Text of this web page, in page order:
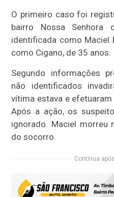
O primeiro caso foi
bairro Nossa
identificada como Maciel
como Cigano, de 35 anos.
Segundo informações
não identificados
vítima estava e
Após a ação, os
ignorado. Maciel morreu
do socorro.
Continua